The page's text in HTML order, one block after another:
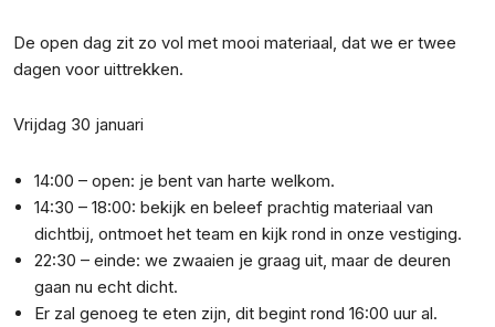
De open dag zit zo vol met mooi materiaal, dat we er twee
dagen voor uittrekken.
Vrijdag 30 januari
14:00 – open: je bent van harte welkom.
14:30 – 18:00: bekijk en beleef prachtig materiaal van
dichtbij, ontmoet het team en kijk rond in onze vestiging.
22:30 – einde: we zwaaien je graag uit, maar de deuren
gaan nu echt dicht.
Er zal genoeg te eten zijn, dit begint rond 16:00 uur al.